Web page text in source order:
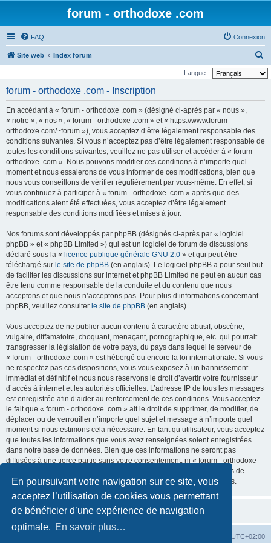
En poursuivant votre navigation sur ce site, vous
acceptez l’utilisation de cookies vous permettant
de bénéficier d’une expérience de navigation
optimale. En savoir plus…
forum - orthodoxe .com
FAQ Connexion
Site web Index forum
e
Langue :
forum - orthodoxe .com - Inscription
En accédant à « forum - orthodoxe .com » (désigné ci-après par « nous »,
« notre », « nos », « forum - orthodoxe .com » et « https://www.forum-
orthodoxe.com/~forum »), vous acceptez d’être légalement responsable des
conditions suivantes. Si vous n’acceptez pas d’être légalement responsable de
toutes les conditions suivantes, veuillez ne pas utiliser et accéder à « forum -
orthodoxe .com ». Nous pouvons modifier ces conditions à n’importe quel
moment et nous essaierons de vous informer de ces modifications, bien que
nous vous conseillons de vérifier régulièrement par vous-même. En effet, si
vous continuez à participer à « forum - orthodoxe .com » après que des
modifications aient été effectuées, vous acceptez d’être légalement
responsable des conditions modifiées et mises à jour.
Nos forums sont développés par phpBB (désignés ci-après par « logiciel
phpBB » et « phpBB Limited ») qui est un logiciel de forum de discussions
déclaré sous la « licence publique générale GNU 2.0 » et qui peut être
téléchargé sur le site de phpBB (en anglais). Le logiciel phpBB a pour seul but
de faciliter les discussions sur internet et phpBB Limited ne peut en aucun cas
être tenu comme responsable de la conduite et du contenu que nous
acceptons et que nous n’acceptons pas. Pour plus d’informations concernant
phpBB, veuillez consulter le site de phpBB (en anglais).
Vous acceptez de ne publier aucun contenu à caractère abusif, obscène,
vulgaire, diffamatoire, choquant, menaçant, pornographique, etc. qui pourrait
transgresser la législation de votre pays, du pays dans lequel le serveur de
« forum - orthodoxe .com » est hébergé ou encore la loi internationale. Si vous
ne respectez pas ces dispositions, vous vous exposez à un bannissement
immédiat et définitif et nous nous réservons le droit d’avertir votre fournisseur
d’accès à internet et les autorités officielles. L’adresse IP de tous les messages
est enregistrée afin d’aider au renforcement de ces conditions. Vous acceptez
le fait que « forum - orthodoxe .com » ait le droit de supprimer, de modifier, de
déplacer ou de verrouiller n’importe quel sujet et message à n’importe quel
moment si nous estimons cela nécessaire. En tant qu’utilisateur, vous acceptez
que toutes les informations que vous avez renseignées soient enregistrées
dans notre base de données. Bien que ces informations ne seront pas
diffusées à une tierce partie sans votre consentement, ni « forum - orthodoxe
.com », ni phpBB, ne pourront être tenus comme responsables en cas de
tentative de piratage informatique visant à compromettre vos données.
UTC+02:00